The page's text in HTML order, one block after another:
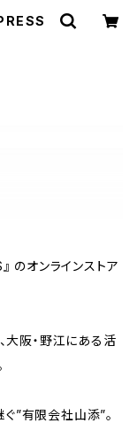
のオンラインストア
大阪・野江にある活
”有限会社山添”。